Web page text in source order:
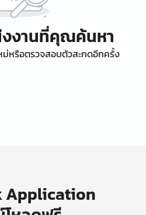
งานที่คุณค้นหา
ม่หรือตรวจสอบตัวสะกดอีกครั้ง
Application